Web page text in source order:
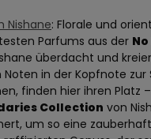
Nishane: Florale und
Parfums aus der
überdacht und
Noten in der Kopfnote
finden hier ihren Platz
Collection von
um so eine